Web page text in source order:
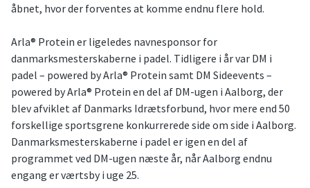
åbnet, hvor der forventes at komme endnu flere hold.
Arla® Protein er ligeledes navnesponsor for
danmarksmesterskaberne i padel. Tidligere i år var DM i
padel – powered by Arla® Protein samt DM Sideevents –
powered by Arla® Protein en del af DM-ugen i Aalborg, der
blev afviklet af Danmarks Idrætsforbund, hvor mere end 50
forskellige sportsgrene konkurrerede side om side i Aalborg.
Danmarksmesterskaberne i padel er igen en del af
programmet ved DM-ugen næste år, når Aalborg endnu
engang er værtsby i uge 25.